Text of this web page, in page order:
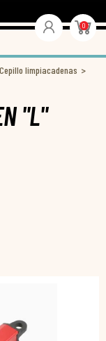
0
Cepillo limpiacadenas
"L"